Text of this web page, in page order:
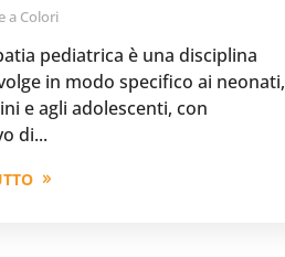
a Colori
pediatrica è una disciplina
in modo specifico ai neonati,
e agli adolescenti, con
di...